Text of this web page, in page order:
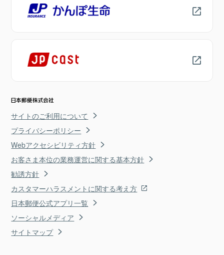
サイトのご利用について
プライバシーポリシー
Webアクセシビリティ方針
お客さま本位の業務運営に関する基本方針
勧誘方針
カスタマーハラスメントに関する考え方
日本郵便公式アプリ一覧
ソーシャルメディア
サイトマップ